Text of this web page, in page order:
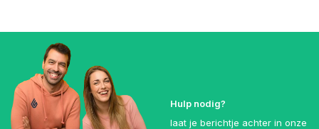
Hulp nodig?
laat je berichtje achter in onze